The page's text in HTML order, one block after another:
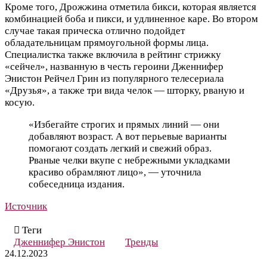
Кроме того, Дрожжина отметила бикси, которая является
комбинацией боба и пикси, и удлиненное каре. Во втором
случае такая прическа отлично подойдет
обладательницам прямоугольной формы лица.
Специалистка также включила в рейтинг стрижку
«сейчел», названную в честь героини Дженнифер
Энистон Рейчел Грин из популярного телесериала
«Друзья», а также три вида челок — шторку, рваную и
косую.
«Избегайте строгих и прямых линий — они
добавляют возраст. А вот перьевые варианты
помогают создать легкий и свежий образ.
Рваные челки вкупе с небрежными укладками
красиво обрамляют лицо», — уточнила
собеседница издания.
Источник
Теги
Дженнифер Энистон
Тренды
24.12.2023